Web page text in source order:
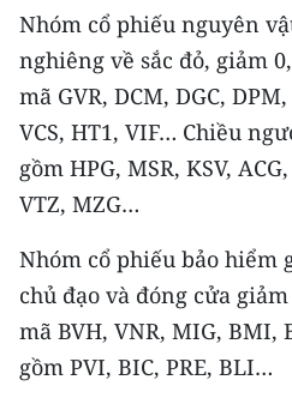
РУССКИЙ
ESPAÑOL
한국어
Nhóm cổ phiếu nguyên
nghiêng về sắc đỏ, giảm
mã GVR, DCM, DGC,
VCS, HT1, VIF… Chiều
gồm HPG, MSR, KSV,
VTZ, MZG…
Nhóm cổ phiếu bảo hiểm
chủ đạo và đóng cửa
mã BVH, VNR, MIG,
gồm PVI, BIC, PRE, BLI…